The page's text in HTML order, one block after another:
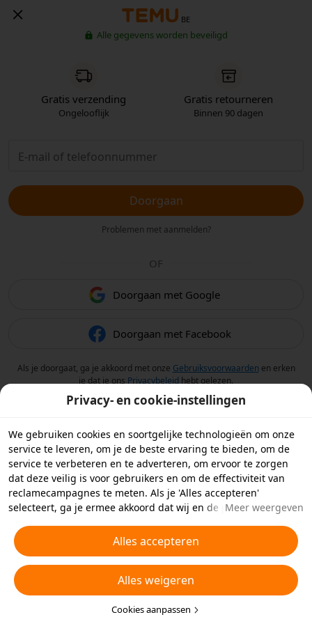
BE
Alle gegevens worden beveiligd
Gratis verzending
Ongelooflijk
Gratis retourneren
Binnen 90 dagen
Doorgaan
Problemen met aanmelden?
OF
Doorgaan met Google
Doorgaan met Facebook
Als je doorgaat, ga je akkoord met onze Gebruiksvoorwaarden en erken
je dat je ons Privacybeleid hebt gelezen.
Privacy- en cookie-instellingen
We gebruiken cookies en soortgelijke technologieën om onze
service te leveren, om je de beste ervaring te bieden, om de
service te verbeteren en te adverteren, om ervoor te zorgen
dat deze veilig is voor gebruikers en om de effectiviteit van
reclamecampagnes te meten. Als je 'Alles accepteren'
selecteert, ga je ermee akkoord dat wij en de partners
technologieën op je apparaat opslaan voor
reclamedoeleinden. Je kunt ook kiezen welke typen cookies je
wilt toestaan of afwijzen door hieronder of in je
privacyinstellingen op 'Cookies aanpassen' te klikken.
Raadpleeg voor meer informatie onsBeleid inzake cookies en
soortgelijke technologieën.
Meer weergeven
Alles accepteren
Alles weigeren
Cookies aanpassen